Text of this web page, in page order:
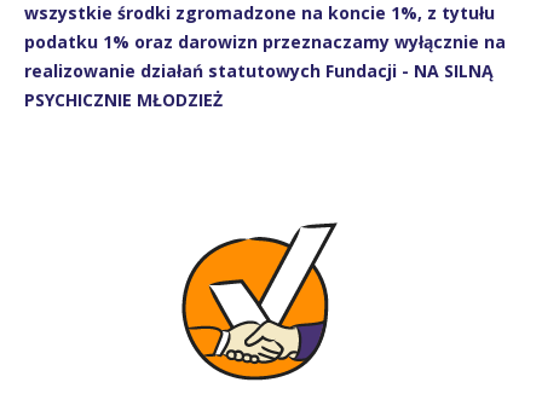
wszystkie środki zgromadzone na koncie 1%, z tytułu
podatku 1% oraz darowizn przeznaczamy wyłącznie na
realizowanie działań statutowych Fundacji - NA SILNĄ
PSYCHICZNIE MŁODZIEŻ